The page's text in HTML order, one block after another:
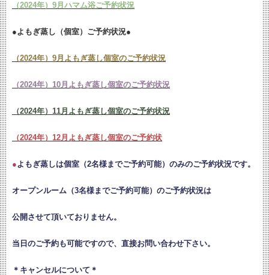
（2024年）9月ハマム浴ご予約状況
●よもぎ蒸し（個室）ご予約状況●
（2024年）9月よもぎ蒸し個室のご予約状況
（2024年）10月よもぎ蒸し個室のご予約状況
（2024年）11月よもぎ蒸し個室のご予約状況
（2024年）12月よもぎ蒸し個室のご予約状
●よもぎ蒸しは個室（2名様までご予約可能）のみのご予約状況です。
オープンルーム（3名様までご予約可能）のご予約状況は
公開させて頂いておりません。
当日のご予約も可能ですので、直接お問い合わせ下さい。
＊キャンセルについて＊